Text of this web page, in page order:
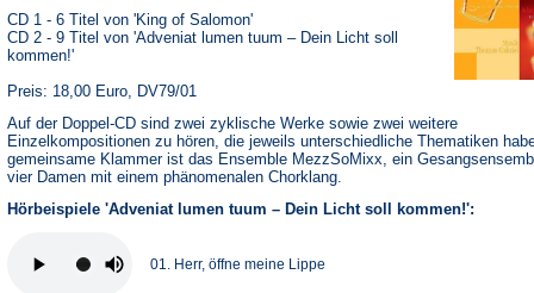
CD 1 - 6 Titel von 'King of Salomon'
CD 2 - 9 Titel von 'Adveniat lumen tuum – Dein Licht soll
kommen!'
Preis: 18,00 Euro, DV79/01
Auf der Doppel-CD sind zwei zyklische Werke sowie zwei weitere
Einzelkompositionen zu hören, die jeweils unterschiedliche Thematiken
gemeinsame Klammer ist das Ensemble MezzSoMixx, ein
vier Damen mit einem phänomenalen Chorklang.
Hörbeispiele 'Adveniat lumen tuum – Dein Licht soll kommen!':
01. Herr, öffne meine Lippe